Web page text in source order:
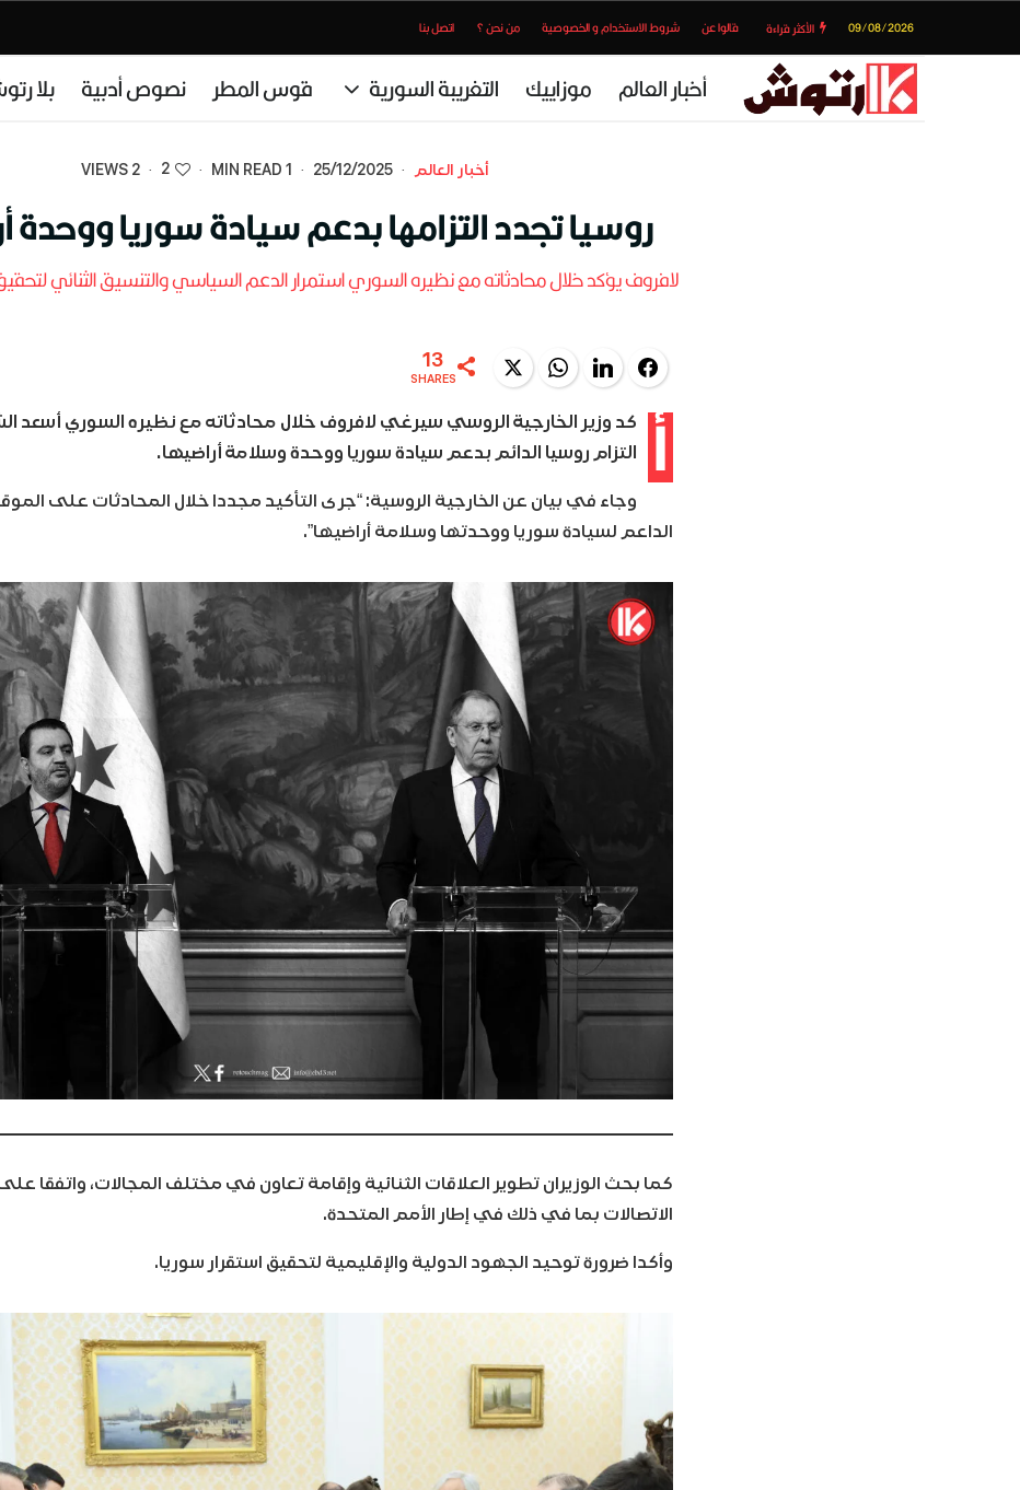
09/08/2026 الأكثر قراءة قالوا عن شروط الاستخدام و الخصوصية من نحن ؟ اتصل بنا
أخبار العالم موزاييك التغريبة السورية قوس المطر نصوص أدبية بلا
أخبار العالم ·
25/12/2025
·
1 MIN READ
·
2
·
2 VIEWS
روسيا تجدد التزامها بدعم سيادة سوريا ووحدة
لافروف يؤكد خلال محادثاته مع نظيره السوري استمرار الدعم السياسي والتنسيق الثنائي
Facebook
LinkedIn
WhatsApp
Twitter
13
SHARES
أ
كد وزير الخارجية الروسي سيرغي لافروف خلال محادثاته مع نظيره السوري أسعد
التزام روسيا الدائم بدعم سيادة سوريا ووحدة وسلامة أراضيها.
وجاء في بيان عن الخارجية الروسية: “جرى التأكيد مجددا خلال المحادثات على
الداعم لسيادة سوريا ووحدتها وسلامة أراضيها”.
كما بحث الوزيران تطوير العلاقات الثنائية وإقامة تعاون في مختلف المجالات، واتفقا
الاتصالات بما في ذلك في إطار الأمم المتحدة.
وأكدا ضرورة توحيد الجهود الدولية والإقليمية لتحقيق استقرار سوريا.